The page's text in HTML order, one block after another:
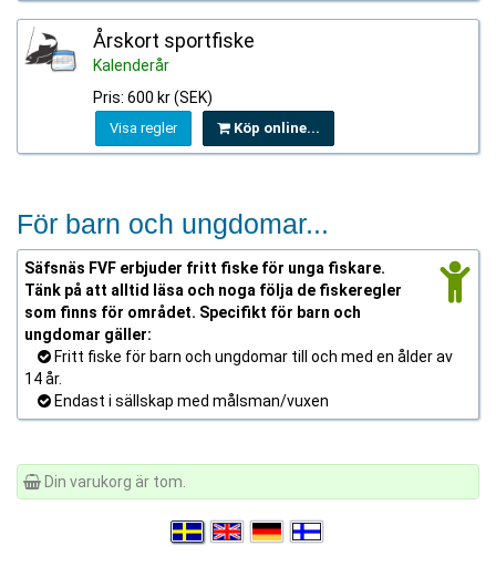
Årskort sportfiske
Kalenderår
Pris: 600 kr (SEK)
Visa regler Köp online...
För barn och ungdomar...
Säfsnäs FVF erbjuder fritt fiske för unga fiskare.
Tänk på att alltid läsa och noga följa de fiskeregler
som finns för området. Specifikt för barn och
ungdomar gäller:
Fritt fiske för barn och ungdomar till och med en ålder av
14 år.
Endast i sällskap med målsman/vuxen
Din varukorg är tom.